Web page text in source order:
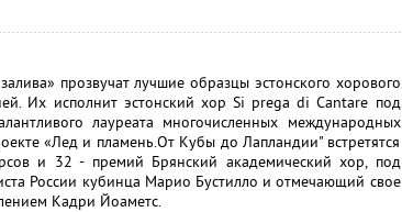
прозвучат лучшие образцы эстонского хорового
Их исполнит эстонский хор Si prega di Cantare под
лауреата многочисленных международных
«Лед и пламень.От Кубы до Лапландии" встретятся
и 32 - премий Брянский академический хор, под
России кубинца Марио Бустилло и отмечающий свое
Кадри Йоаметс.